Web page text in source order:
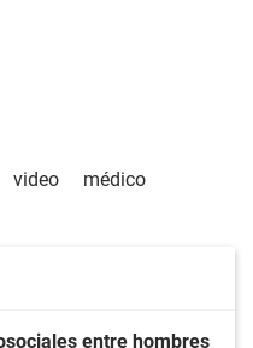
video médico
entre hombres